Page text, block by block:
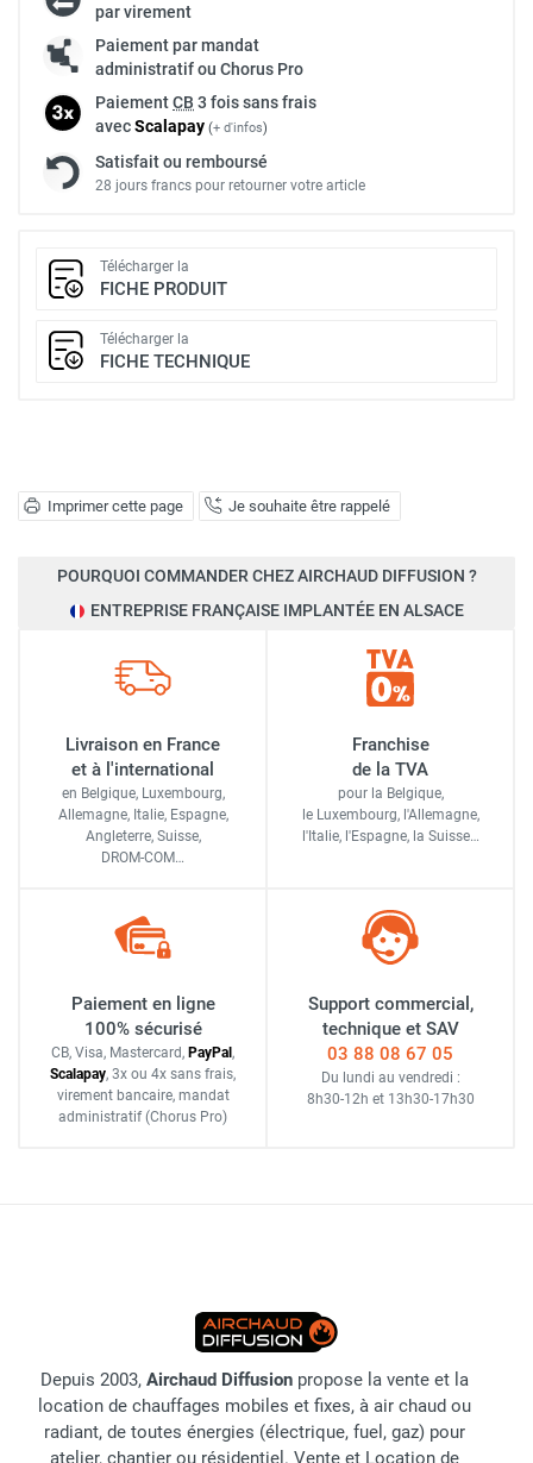
Imprimer cette page Je souhaite être rappelé
par virement
Paiement par mandat
administratif ou Chorus Pro
PaiementCB 3 fois sans frais
avecScalapay (+ d'infos)
Satisfait ou remboursé
28 jours francs pour retourner votre article
Télécharger la
FICHE PRODUIT
Télécharger la
FICHE TECHNIQUE
POURQUOI COMMANDER CHEZ AIRCHAUD DIFFUSION ?
ENTREPRISE FRANÇAISE IMPLANTÉE EN ALSACE
Livraison en France
et à l'international
en Belgique, Luxembourg,
Allemagne, Italie, Espagne,
Angleterre, Suisse,
DROM-COM…
Franchise
de la TVA
pour la Belgique,
le Luxembourg, l'Allemagne,
l'Italie, l'Espagne, la Suisse…
Paiement en ligne
100% sécurisé
CB, Visa, Mastercard, PayPal ,
Scalapay, 3x ou 4x sans frais,
virement bancaire, mandat
administratif (Chorus Pro)
Support commercial,
technique et SAV
03 88 08 67 05
Du lundi au vendredi :
8h30-12h et 13h30-17h30
Depuis 2003, Airchaud Diffusion propose la vente et la
location de chauffages mobiles et fixes, à air chaud ou
radiant, de toutes énergies (électrique, fuel, gaz) pour
atelier, chantier ou résidentiel. Vente et Location de